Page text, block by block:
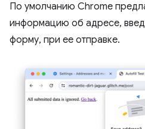
По умолчанию Chrome
информацию об адресе,
форму, при ее отправке.